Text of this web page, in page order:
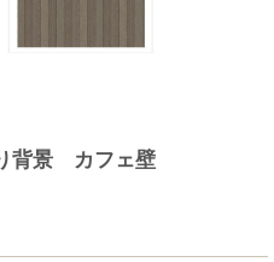
背景 カフェ壁